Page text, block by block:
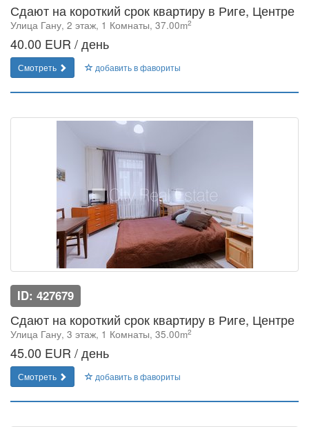
Сдают на короткий срок квартиру в Риге, Центре
Улица Гану, 2 этаж, 1 Комнаты, 37.00m2
40.00 EUR / день
Смотреть добавить в фавориты
ID: 427679
Сдают на короткий срок квартиру в Риге, Центре
Улица Гану, 3 этаж, 1 Комнаты, 35.00m2
45.00 EUR / день
Смотреть добавить в фавориты